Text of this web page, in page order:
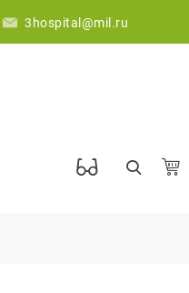
3hospital@mil.ru